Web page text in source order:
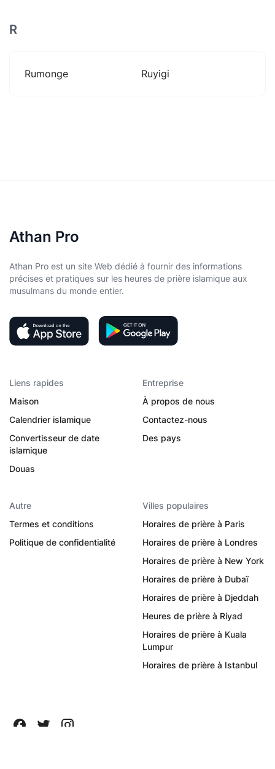
R
Rumonge Ruyigi
Athan Pro
Athan Pro est un site Web dédié à fournir des informations
précises et pratiques sur les heures de prière islamique aux
musulmans du monde entier.
Liens rapides
Maison
Calendrier islamique
Convertisseur de date
islamique
Douas
Entreprise
À propos de nous
Contactez-nous
Des pays
Autre
Termes et conditions
Politique de confidentialité
Villes populaires
Horaires de prière à Paris
Horaires de prière à Londres
Horaires de prière à New York
Horaires de prière à Dubaï
Horaires de prière à Djeddah
Heures de prière à Riyad
Horaires de prière à Kuala
Lumpur
Horaires de prière à Istanbul